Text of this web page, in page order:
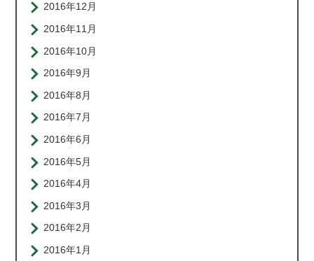
2016年12月
2016年11月
2016年10月
2016年9月
2016年8月
2016年7月
2016年6月
2016年5月
2016年4月
2016年3月
2016年2月
2016年1月